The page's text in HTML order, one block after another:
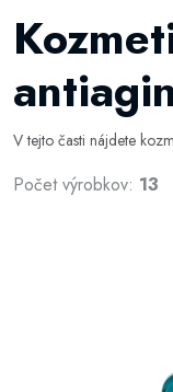
V tejto časti nájdete
Počet výrobkov: 13